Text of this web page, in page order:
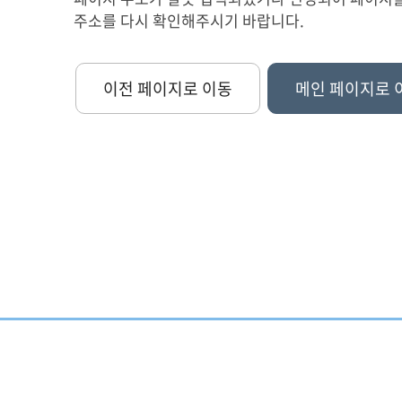
주소를 다시 확인해주시기 바랍니다.
이전 페이지로 이동 메인 페이지로